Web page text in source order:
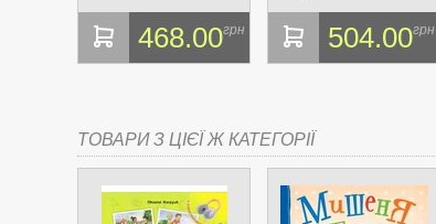
468.00грн 504.00грн
ТОВАРИ З ЦІЄЇ Ж КАТЕГОРІЇ